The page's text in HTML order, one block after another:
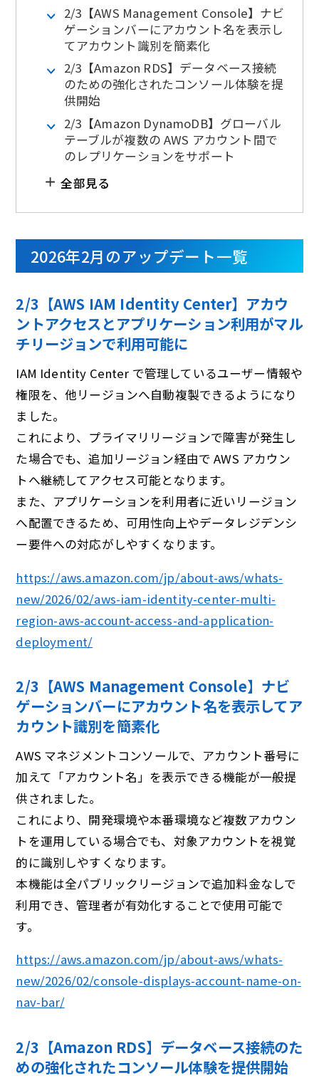
2/3【AWS Management Console】ナビ
ゲーションバーにアカウント名を表⽰し
てアカウント識別を簡素化
2/3【Amazon RDS】データベース接続
のための強化されたコンソール体験を提
供開始
2/3【Amazon DynamoDB】グローバル
テーブルが複数の AWS アカウント間で
のレプリケーションをサポート
全部見る
2026年2月のアップデート一覧
2/3【AWS IAM Identity Center】アカウ
ントアクセスとアプリケーション利⽤がマル
チリージョンで利⽤可能に
IAM Identity Center で管理しているユーザー情報や
権限を、他リージョンへ自動複製できるようになり
ました。
これにより、プライマリリージョンで障害が発生し
た場合でも、追加リージョン経由で AWS アカウン
トへ継続してアクセス可能となります。
また、アプリケーションを利用者に近いリージョン
へ配置できるため、可用性向上やデータレジデンシ
ー要件への対応がしやすくなります。
https://aws.amazon.com/jp/about-aws/whats-
new/2026/02/aws-iam-identity-center-multi-
region-aws-account-access-and-application-
deployment/
2/3【AWS Management Console】ナビ
ゲーションバーにアカウント名を表⽰してア
カウント識別を簡素化
AWS マネジメントコンソールで、アカウント番号に
加えて「アカウント名」を表示できる機能が一般提
供されました。
これにより、開発環境や本番環境など複数アカウン
トを運用している場合でも、対象アカウントを視覚
的に識別しやすくなります。
本機能は全パブリックリージョンで追加料金なしで
利用でき、管理者が有効化することで使用可能で
す。
https://aws.amazon.com/jp/about-aws/whats-
new/2026/02/console-displays-account-name-on-
nav-bar/
2/3【Amazon RDS】データベース接続のた
めの強化されたコンソール体験を提供開始